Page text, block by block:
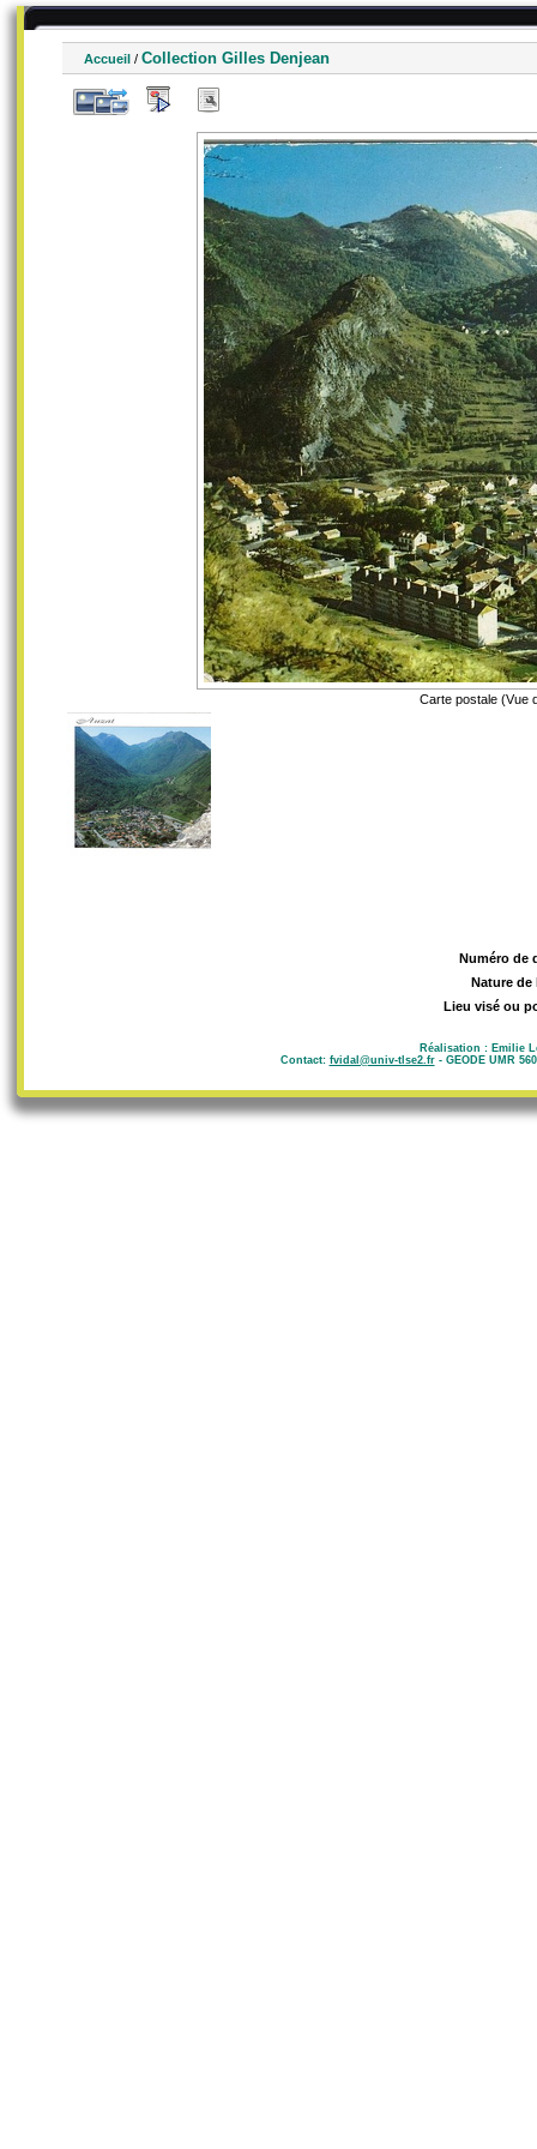
Accueil / Collection Gilles Denjean
Carte postale (Vue
Numéro de
Nature de
Lieu visé ou
Réalisation : Emilie
Contact: fvidal@univ-tlse2.fr- GEODE UMR